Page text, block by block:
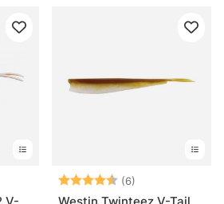
5 stjärnorBetyg: (6)